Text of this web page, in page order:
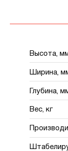
Высота,
Ширина,
Глубина,
Вес, кг